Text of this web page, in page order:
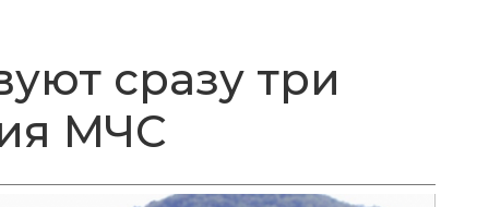
сразу три
МЧС